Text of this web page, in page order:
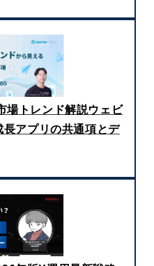
場トレンド解説ウェビ
アプリの共通項とデ